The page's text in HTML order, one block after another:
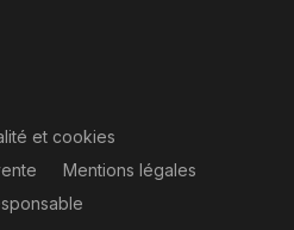
et cookies
Mentions légales